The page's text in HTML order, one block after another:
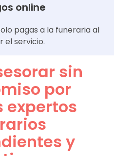
online
pagas a la funeraria al
servicio.
sin
por
expertos
y